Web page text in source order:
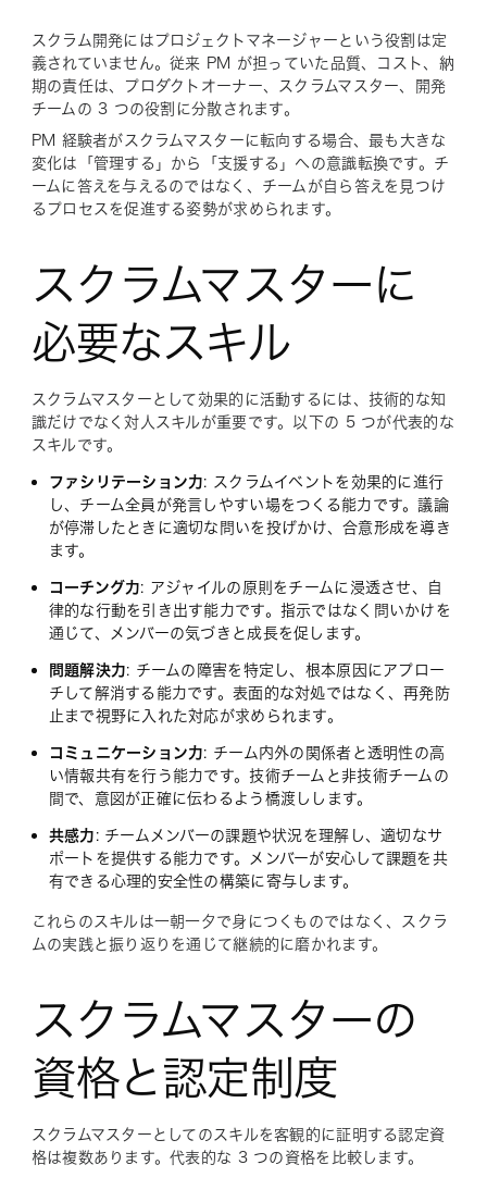
スクラム開発にはプロジェクトマネージャーという役割は定
義されていません。従来 PM が担っていた品質、コスト、納
期の責任は、プロダクトオーナー、スクラムマスター、開発
チームの 3 つの役割に分散されます。
PM 経験者がスクラムマスターに転向する場合、最も大きな
変化は「管理する」から「支援する」への意識転換です。チ
ームに答えを与えるのではなく、チームが自ら答えを見つけ
るプロセスを促進する姿勢が求められます。
スクラムマスターに
必要なスキル
スクラムマスターとして効果的に活動するには、技術的な知
識だけでなく対人スキルが重要です。以下の 5 つが代表的な
スキルです。
ファシリテーション力: スクラムイベントを効果的に進行
し、チーム全員が発言しやすい場をつくる能力です。議論
が停滞したときに適切な問いを投げかけ、合意形成を導き
ます。
コーチング力: アジャイルの原則をチームに浸透させ、自
律的な行動を引き出す能力です。指示ではなく問いかけを
通じて、メンバーの気づきと成長を促します。
問題解決力: チームの障害を特定し、根本原因にアプロー
チして解消する能力です。表面的な対処ではなく、再発防
止まで視野に入れた対応が求められます。
コミュニケーション力: チーム内外の関係者と透明性の高
い情報共有を行う能力です。技術チームと非技術チームの
間で、意図が正確に伝わるよう橋渡しします。
共感力 : チームメンバーの課題や状況を理解し、適切なサ
ポートを提供する能力です。メンバーが安心して課題を共
有できる心理的安全性の構築に寄与します。
これらのスキルは一朝一夕で身につくものではなく、スクラ
ムの実践と振り返りを通じて継続的に磨かれます。
スクラムマスターの
資格と認定制度
スクラムマスターとしてのスキルを客観的に証明する認定資
格は複数あります。代表的な 3 つの資格を比較します。